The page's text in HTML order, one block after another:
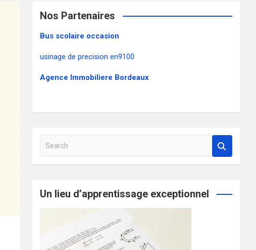
Nos Partenaires
Bus scolaire occasion
usinage de precision en9100
Agence Immobiliere Bordeaux
a
cUn lieu d’apprentissage exceptionnel